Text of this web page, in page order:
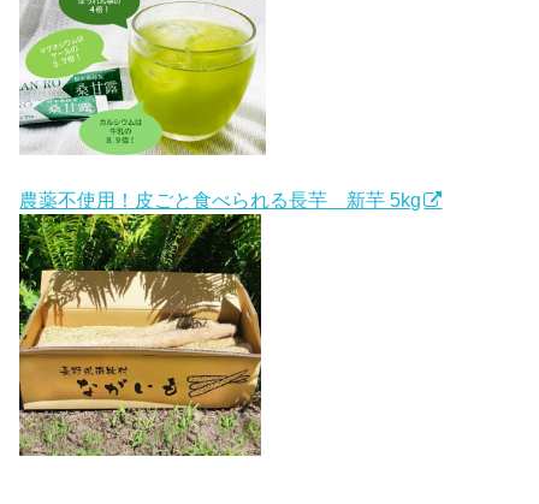
農薬不使用！皮ごと食べられる長芋 新芋 5kg